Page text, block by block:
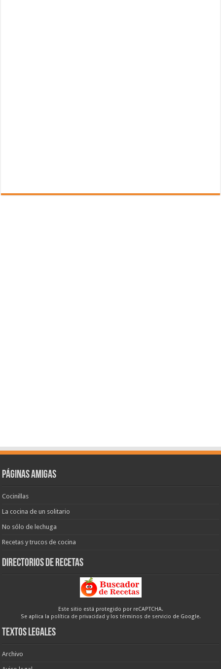
Páginas amigas
Cocinillas
La cocina de un solitario
No sólo de lechuga
Recetas y trucos de cocina
Directorios de recetas
Este sitio está protegido por reCAPTCHA.
Se aplica la política de privacidad y los términos de servicio de Google.
Textos legales
Archivo